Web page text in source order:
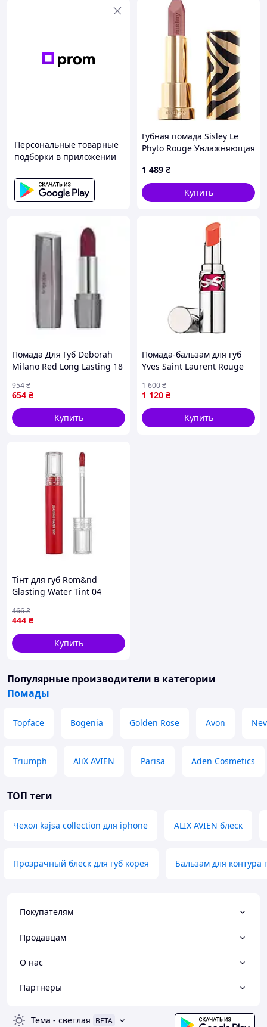
Персональные товарные
подборки в приложении
Губная помада Sisley Le
Phyto Rouge Увлажняющая
(3473311703460)
1 489 ₴
Купить
Помада Для Губ Deborah
Milano Red Long Lasting 18
654 ₴
954₴
Купить
Помада-бальзам для губ
Yves Saint Laurent Rouge
Care Balm 12 Coral
Excitement тестер без
коробки
1 120 ₴
1 600₴
Купить
Тінт для губ Rom&nd
Glasting Water Tint 04
444 ₴
466₴
Купить
Популярные производители в категории
Помады
Topface Bogenia Golden Rose Avon
Triumph AliX AVIEN Parisa Aden Cosmetics
ТОП теги
Чехол kajsa collection для iphone ALIX AVIEN блеск
Прозрачный блеск для губ корея Бальзам для контура
Покупателям
Продавцам
О нас
Партнеры
Тема - светлая BETA